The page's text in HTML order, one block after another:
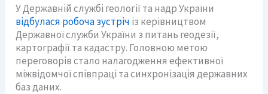
У Державній службі геології та надр України
відбулася робоча зустріч із керівництвом
Державної служби України з питань геодезії,
картографії та кадастру. Головною метою
переговорів стало налагодження ефективної
міжвідомчої співпраці та синхронізація державних
баз даних.